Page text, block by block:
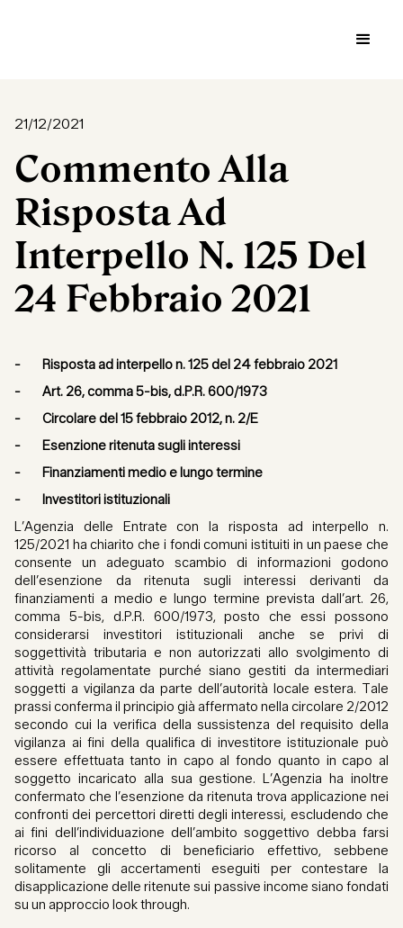
21/12/2021
Commento Alla
Risposta Ad
Interpello N. 125 Del
24 Febbraio 2021
- Risposta ad interpello n. 125 del 24 febbraio 2021
- Art. 26, comma 5-bis, d.P.R. 600/1973
- Circolare del 15 febbraio 2012, n. 2/E
- Esenzione ritenuta sugli interessi
- Finanziamenti medio e lungo termine
- Investitori istituzionali
L’Agenzia delle Entrate con la risposta ad interpello n.
125/2021 ha chiarito che i fondi comuni istituiti in un paese che
consente un adeguato scambio di informazioni godono
dell’esenzione da ritenuta sugli interessi derivanti da
finanziamenti a medio e lungo termine prevista dall’art. 26,
comma 5-bis, d.P.R. 600/1973, posto che essi possono
considerarsi investitori istituzionali anche se privi di
soggettività tributaria e non autorizzati allo svolgimento di
attività regolamentate purché siano gestiti da intermediari
soggetti a vigilanza da parte dell’autorità locale estera. Tale
prassi conferma il principio già affermato nella circolare 2/2012
secondo cui la verifica della sussistenza del requisito della
vigilanza ai fini della qualifica di investitore istituzionale può
essere effettuata tanto in capo al fondo quanto in capo al
soggetto incaricato alla sua gestione. L’Agenzia ha inoltre
confermato che l’esenzione da ritenuta trova applicazione nei
confronti dei percettori diretti degli interessi, escludendo che
ai fini dell’individuazione dell’ambito soggettivo debba farsi
ricorso al concetto di beneficiario effettivo, sebbene
solitamente gli accertamenti eseguiti per contestare la
disapplicazione delle ritenute sui passive income siano fondati
su un approccio look through.